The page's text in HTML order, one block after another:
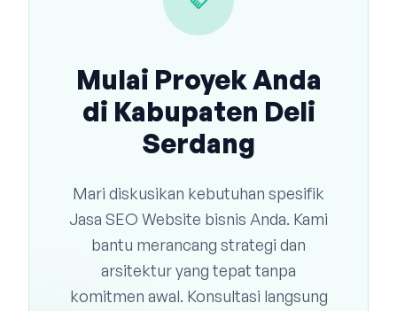
Mulai Proyek Anda
di Kabupaten Deli
Serdang
Mari diskusikan kebutuhan spesifik
Jasa SEO Website bisnis Anda. Kami
bantu merancang strategi dan
arsitektur yang tepat tanpa
komitmen awal. Konsultasi langsung